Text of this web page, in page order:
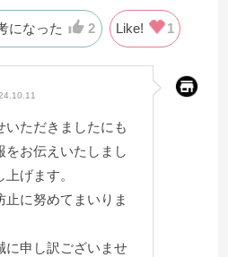
５本のラインは
属のような装飾が付いているも
ィーレクトスでございます
のラインは
ございます。
になった 2 Like! 1
いただきましたにも
をお伝えいたしまし
げます。
に努めてまいりま
に申し訳ございませ